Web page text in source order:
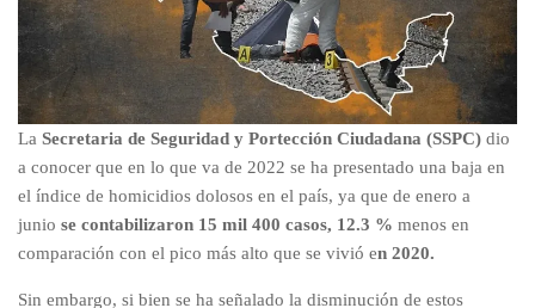
La Secretaria de Seguridad y Portección Ciudadana (SSPC) dio
a conocer que en lo que va de 2022 se ha presentado una baja en
el índice de homicidios dolosos en el país, ya que de enero a
junio se contabilizaron 15 mil 400 casos, 12.3 % menos en
comparación con el pico más alto que se vivió en 2020.
Sin embargo, si bien se ha señalado la disminución de estos